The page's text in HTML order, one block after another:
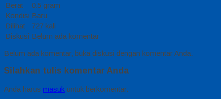
Berat
0.5 gram
Kondisi Baru
Dilihat
727 kali
Diskusi Belum ada komentar
Belum ada komentar, buka diskusi dengan komentar Anda.
Silahkan tulis komentar Anda
Anda harus masuk untuk berkomentar.